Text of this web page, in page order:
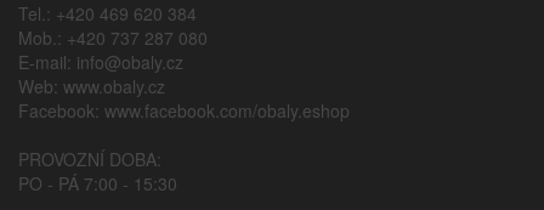
Tel.: +420 469 620 384
Mob.: +420 737 287 080
E-mail: info@obaly.cz
Web: www.obaly.cz
Facebook: www.facebook.com/obaly.eshop
PROVOZNÍ DOBA:
PO - PÁ 7:00 - 15:30